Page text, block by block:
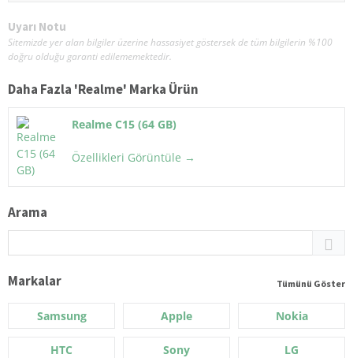
Uyarı Notu
Sitemizde yer alan bilgiler üzerine hassasiyet göstersek de tüm bilgilerin %100
doğru olduğu garanti edilememektedir.
Daha Fazla 'Realme' Marka Ürün
Realme C15 (64 GB)
Özellikleri Görüntüle →
Arama
Markalar Tümünü Göster
Samsung Apple Nokia
HTC Sony LG